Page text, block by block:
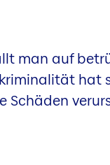
man auf
hat